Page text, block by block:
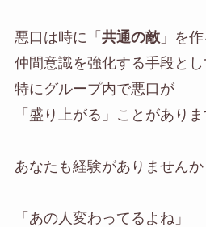
悪口は時に「 共通の敵」を
仲間意識を強化する手段とし
特にグループ内で悪口が
「盛り上がる」ことがありま
あなたも経験がありませんか
「あの人変わってるよね」